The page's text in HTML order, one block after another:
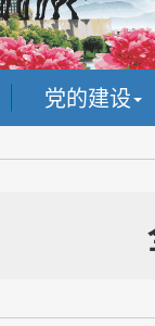
党的建设